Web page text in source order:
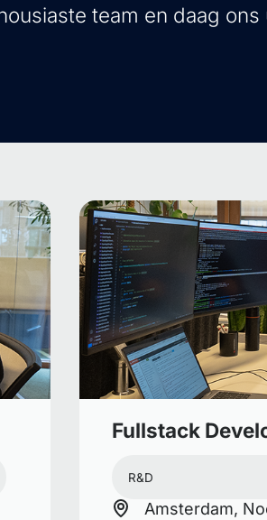
team en daag ons
Fullstack
R&D
Amsterdam,